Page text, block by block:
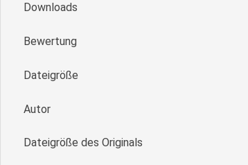
Downloads
Bewertung
Dateigröße
Autor
Dateigröße des Originals